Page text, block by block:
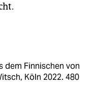
dem Finnischen von
Köln 2022. 480